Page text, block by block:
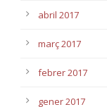
abril 2017
març 2017
febrer 2017
gener 2017